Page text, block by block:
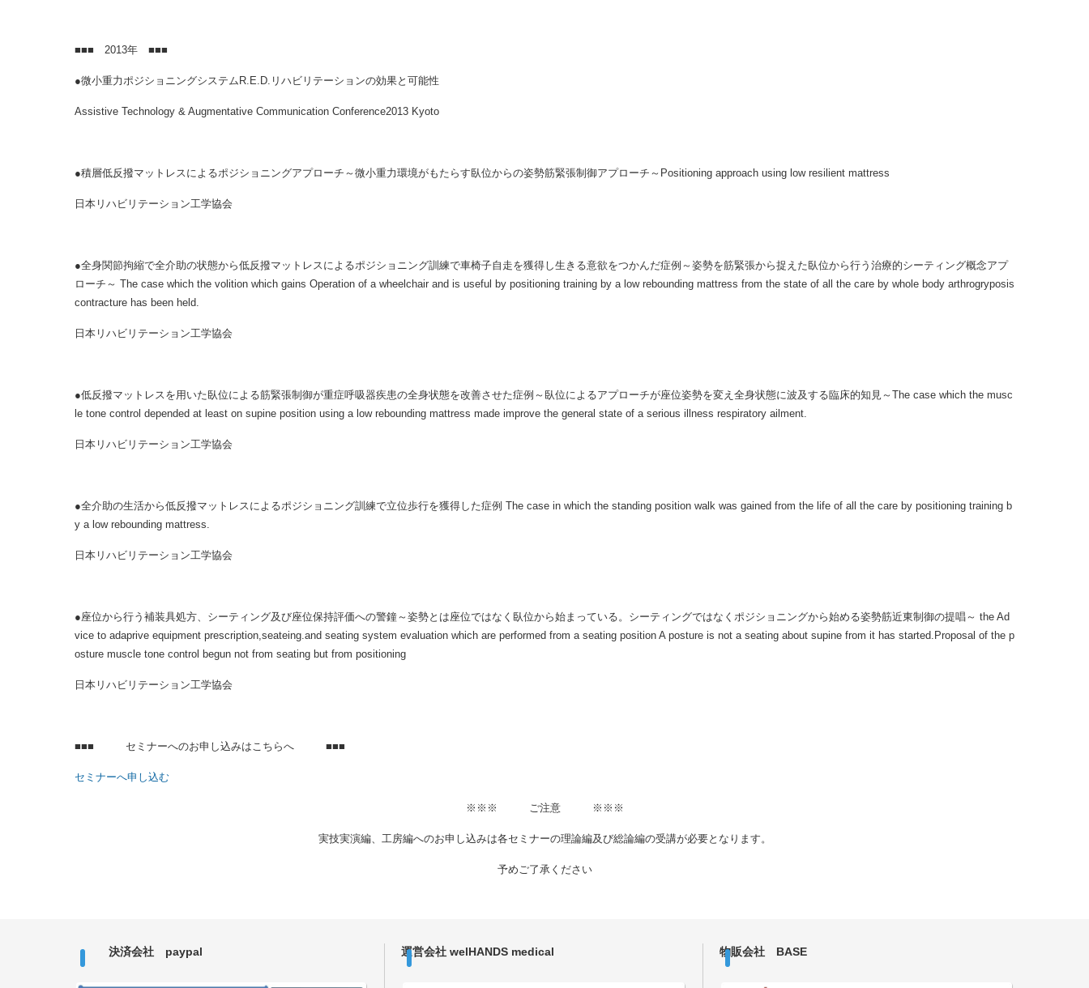
■■■ 2013年 ■■■
●微小重力ポジショニングシステムR.E.D.リハビリテーションの効果と可能性
Assistive Technology & Augmentative Communication Conference2013 Kyoto
●積層低反撥マットレスによるポジショニングアプローチ～微小重力環境がもたらす臥位からの姿勢筋緊張制御アプローチ～Positioning approach using low resilient mattress
日本リハビリテーション工学協会
●全身関節拘縮で全介助の状態から低反撥マットレスによるポジショニング訓練で車椅子自走を獲得し生きる意欲をつかんだ症例～姿勢を筋緊張から捉えた臥位から行う治療的シーティング概念アプ
ローチ～ The case which the volition which gains Operation of a wheelchair and is useful by positioning training by a low rebounding mattress from the state of all the care by whole body arthrogryposis
contracture has been held.
日本リハビリテーション工学協会
●低反撥マットレスを用いた臥位による筋緊張制御が重症呼吸器疾患の全身状態を改善させた症例～臥位によるアプローチが座位姿勢を変え全身状態に波及する臨床的知見～The case which the musc
le tone control depended at least on supine position using a low rebounding mattress made improve the general state of a serious illness respiratory ailment.
日本リハビリテーション工学協会
●全介助の生活から低反撥マットレスによるポジショニング訓練で立位歩行を獲得した症例 The case in which the standing position walk was gained from the life of all the care by positioning training b
y a low rebounding mattress.
日本リハビリテーション工学協会
●座位から行う補装具処方、シーティング及び座位保持評価への警鐘～姿勢とは座位ではなく臥位から始まっている。シーティングではなくポジショニングから始める姿勢筋近東制御の提唱～ the Ad
vice to adaprive equipment prescription,seateing.and seating system evaluation which are performed from a seating position A posture is not a seating about supine from it has started.Proposal of the p
osture muscle tone control begun not from seating but from positioning
日本リハビリテーション工学協会
■■■ セミナーへのお申し込みはこちらへ ■■■
セミナーへ申し込む
※※※ ご注意 ※※※
実技実演編、工房編へのお申し込みは各セミナーの理論編及び総論編の受講が必要となります。
予めご了承ください
決済会社 paypal 運営会社 welHANDS medical 物販会社 BASE